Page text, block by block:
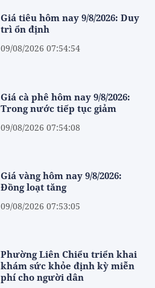
Giá tiêu hôm nay 9/8/2026: Duy
trì ổn định
09/08/2026 07:54:54
Giá cà phê hôm nay 9/8/2026:
Trong nước tiếp tục giảm
09/08/2026 07:54:08
Giá vàng hôm nay 9/8/2026:
Đồng loạt tăng
09/08/2026 07:53:05
Phường Liên Chiểu triển khai
khám sức khỏe định kỳ miễn
phí cho người dân